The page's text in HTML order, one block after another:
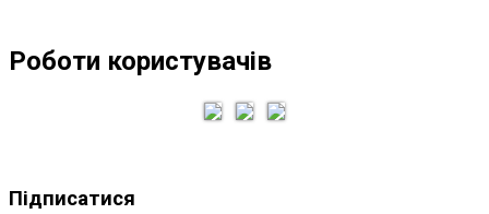
Роботи користувачів
Підписатися